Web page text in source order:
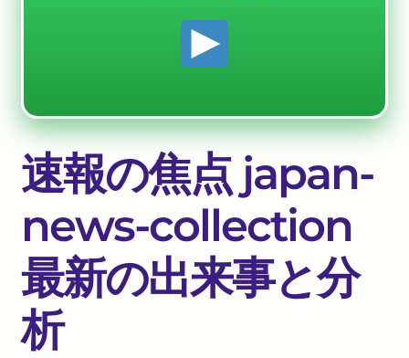
速報の焦点 japan-
news-collection
最新の出来事と分
析